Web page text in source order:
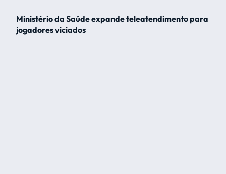
Ministério da Saúde expande teleatendimento para
jogadores viciados